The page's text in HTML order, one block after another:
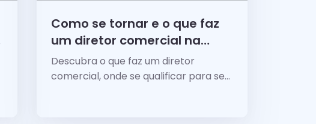
Como se tornar e o que faz
um diretor comercial na
prática?
Descubra o que faz um diretor
comercial, onde se qualificar para ser